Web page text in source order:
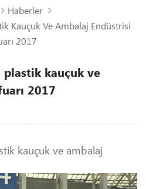
Haberler
Kauçuk Ve Ambalaj Endüstrisi
2017
plastik kauçuk ve
2017
kauçuk ve ambalaj